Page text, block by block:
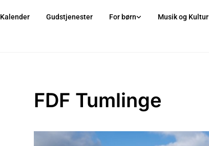
Kalender Gudstjenester For børn Musik og Kultur
FDF Tumlinge